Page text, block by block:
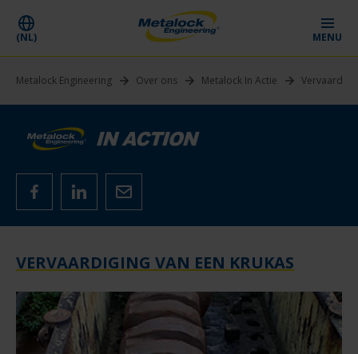
(NL) MENU
Metalock Engineering Over ons Metalock In Actie
VERVAARDIGING VAN EEN KRUKAS